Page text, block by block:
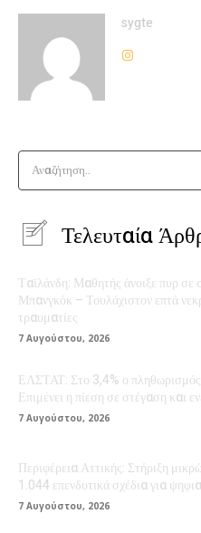
sygte
Αναζήτηση..
Τελευταία
Ταϊλάνδη: Μαθητής άνοιξε πυρ σε
Μπανγκόκ – Τουλάχιστον επτά
τραυματίες
7 Αυγούστου, 2026
ΕΛΣΤΑΤ: Στο 3,4% ο πληθωρισμός
Επιμένει η πίεση σε στέγαση και
7 Αυγούστου, 2026
Περιφέρεια Αττικής: Στήριξη
1.044 επενδυτικά σχέδια για
7 Αυγούστου, 2026